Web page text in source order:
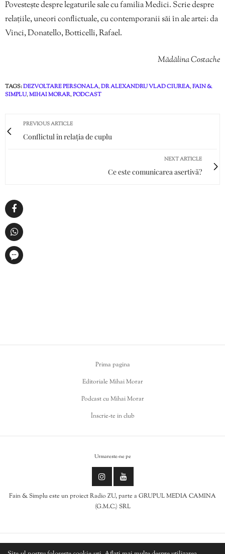
Povestește despre legaturile sale cu familia Medici. Scrie despre
relațiile, uneori conflictuale, cu contemporanii săi în ale artei: da
Vinci, Donatello, Botticelli, Rafael.
Mădălina Costache
TAGS:DEZVOLTARE PERSONALA,DR ALEXANDRU VLAD CIUREA,FAIN &
SIMPLU,MIHAI MORAR,PODCAST
PREVIOUS ARTICLE
Conflictul în relația de cuplu
NEXT ARTICLE
Ce este comunicarea asertivă?
Prima pagina
Editoriale Mihai Morar
Podcast cu Mihai Morar
Înscrie-te in club
Urmareste-ne pe
Fain & Simplu este un proiect Radio ZU, parte a GRUPUL MEDIA CAMINA
(G.M.C.) SRL